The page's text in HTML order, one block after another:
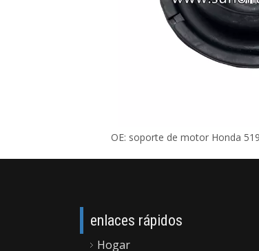
OE: soporte de motor Honda
enlaces rápidos
Hogar